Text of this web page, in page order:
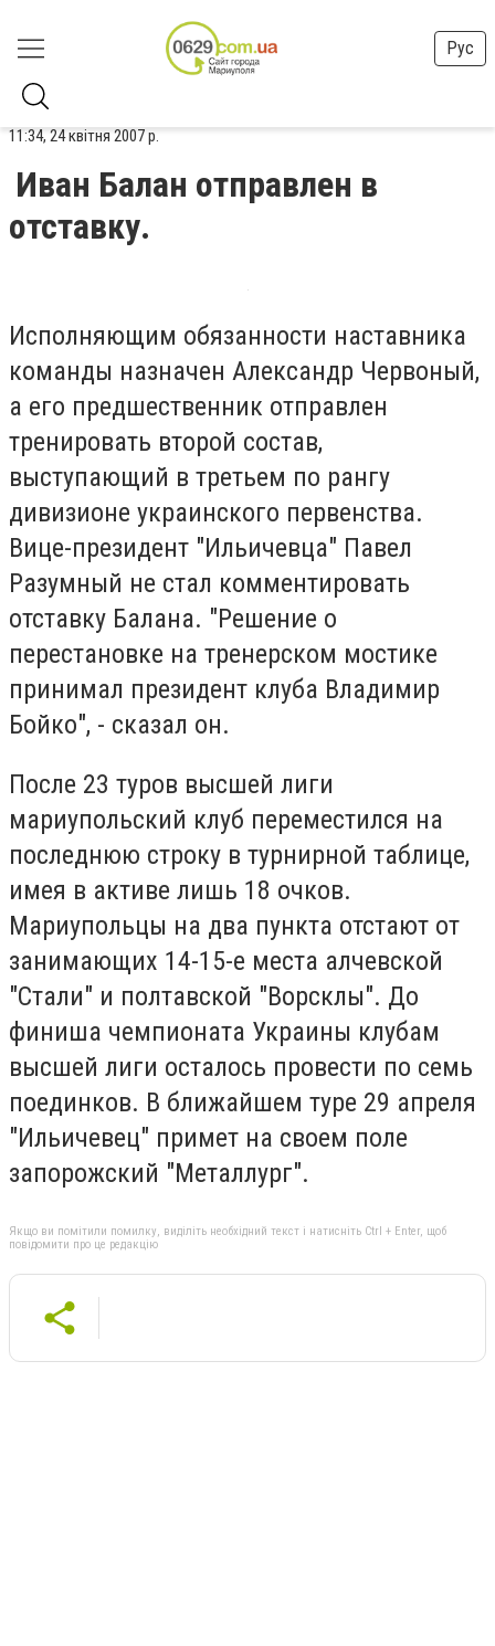
Рус
11:34, 24 квітня 2007 р.
Иван Балан отправлен в
отставку.
Исполняющим обязанности наставника
команды назначен Александр Червоный,
а его предшественник отправлен
тренировать второй состав,
выступающий в третьем по рангу
дивизионе украинского первенства.
Вице-президент "Ильичевца" Павел
Разумный не стал комментировать
отставку Балана. "Решение о
перестановке на тренерском мостике
принимал президент клуба Владимир
Бойко", - сказал он.
После 23 туров высшей лиги
мариупольский клуб переместился на
последнюю строку в турнирной таблице,
имея в активе лишь 18 очков.
Мариупольцы на два пункта отстают от
занимающих 14-15-е места алчевской
"Стали" и полтавской "Ворсклы". До
финиша чемпионата Украины клубам
высшей лиги осталось провести по семь
поединков. В ближайшем туре 29 апреля
"Ильичевец" примет на своем поле
запорожский "Металлург".
Якщо ви помітили помилку, виділіть необхідний текст і натисніть Ctrl + Enter, щоб
повідомити про це редакцію